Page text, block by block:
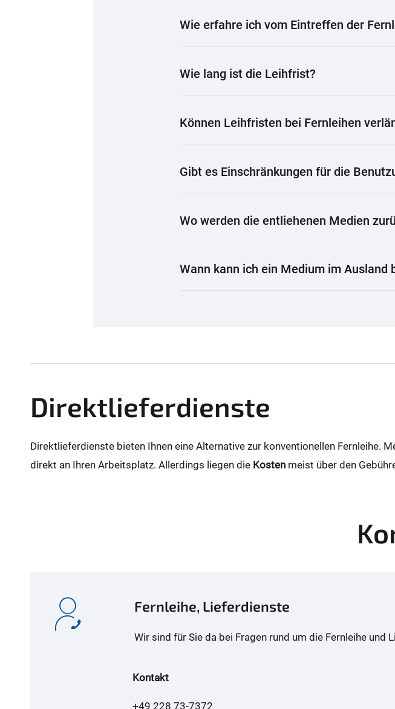
Wie erfahre ich vom Eintreffen der
Wie lang ist die Leihfrist?
Können Leihfristen bei Fernleihen
Gibt es Einschränkungen für die
Wo werden die entliehenen Medien
Wann kann ich ein Medium im Ausland
Direktlieferdienste
Direktlieferdienste bieten Ihnen eine Alternative zur konventionellen Fernleihe.
direkt an Ihren Arbeitsplatz. Allerdings liegen die Kosten meist über den
Fernleihe, Lieferdienste
Wir sind für Sie da bei Fragen rund um die Fernleihe und
Kontakt
+49 228 73-7372